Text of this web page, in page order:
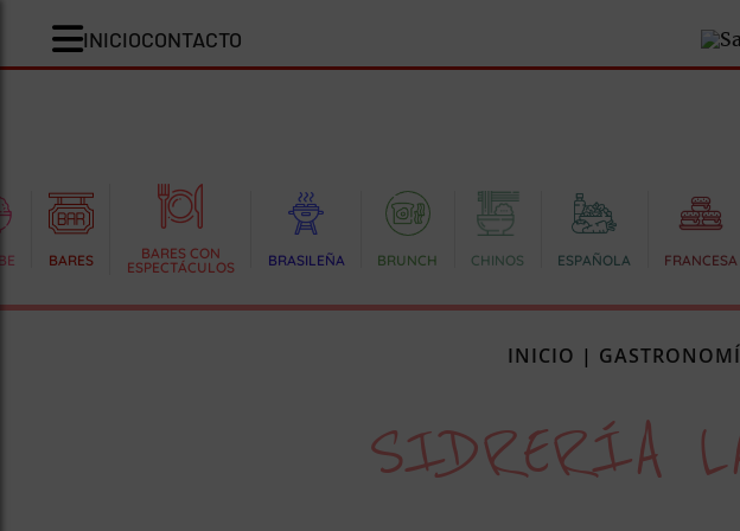
INICIOCONTACTO
BARES
BARES CON
ESPECTÁCULOS
BRASILEÑA BRUNCH CHINOS ESPAÑOLA FRANCESA
INICIO |
SIDRERÍA